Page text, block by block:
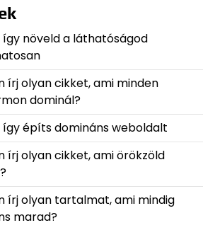
így növeld a láthatóságod
írj olyan cikket, ami minden
dominál?
így építs domináns weboldalt
írj olyan cikket, ami örökzöld
írj olyan tartalmat, ami mindig
marad?